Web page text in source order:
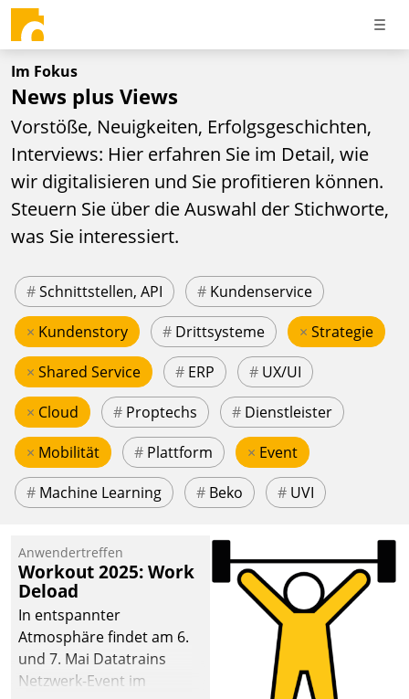
Im Fokus
News plus Views
Vorstöße, Neuigkeiten, Erfolgsgeschichten,
Interviews: Hier erfahren Sie im Detail, wie
wir digitalisieren und Sie profitieren können.
Steuern Sie über die Auswahl der Stichworte,
was Sie interessiert.
#Schnittstellen, API # Kundenservice
× Kundenstory # Drittsysteme × Strategie
× Shared Service # ERP # UX/UI
× Cloud # Proptechs # Dienstleister
× Mobilität # Plattform × Event
# Machine Learning # Beko # UVI
Anwendertreffen
Workout 2025: Work
Deload
In entspannter
Atmosphäre findet am 6.
und 7. Mai Datatrains
Netzwerk-Event im